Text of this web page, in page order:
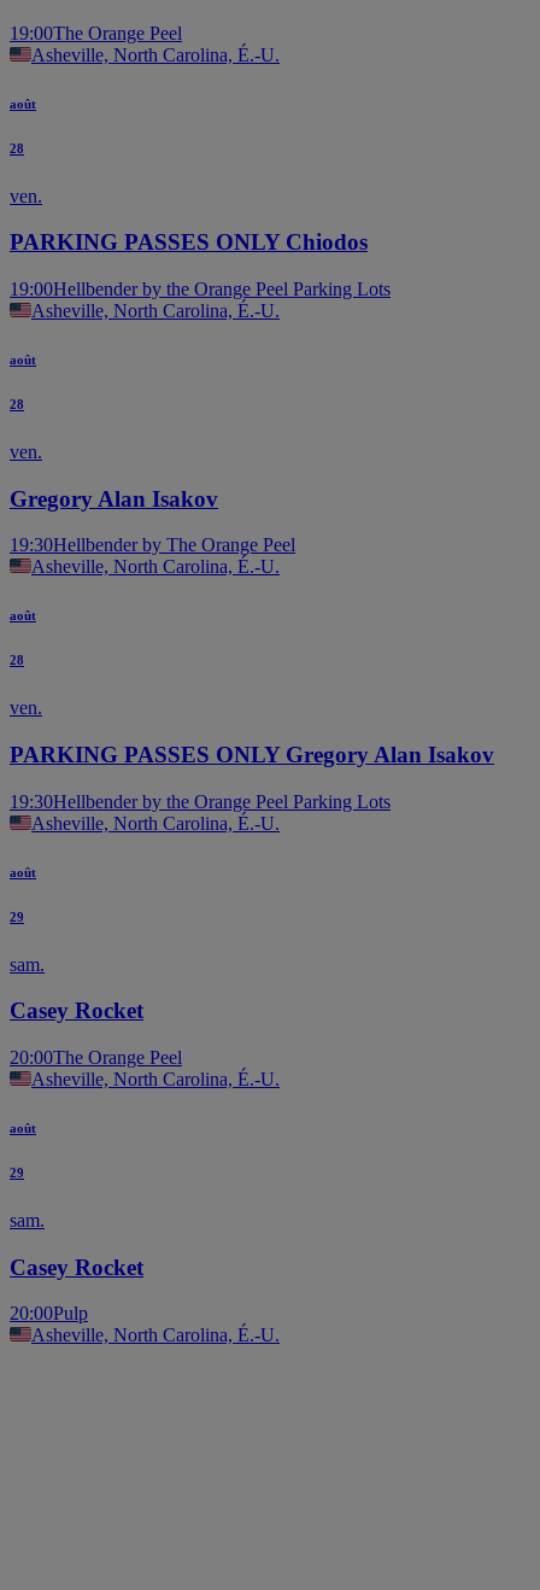
19:00The Orange Peel
Asheville, North Carolina, É.-U.
août
28
ven.
PARKING PASSES ONLY Chiodos
19:00Hellbender by the Orange Peel Parking Lots
Asheville, North Carolina, É.-U.
août
28
ven.
Gregory Alan Isakov
19:30Hellbender by The Orange Peel
Asheville, North Carolina, É.-U.
août
28
ven.
PARKING PASSES ONLY Gregory Alan Isakov
19:30Hellbender by the Orange Peel Parking Lots
Asheville, North Carolina, É.-U.
août
29
sam.
Casey Rocket
20:00The Orange Peel
Asheville, North Carolina, É.-U.
août
29
sam.
Casey Rocket
20:00Pulp
Asheville, North Carolina, É.-U.